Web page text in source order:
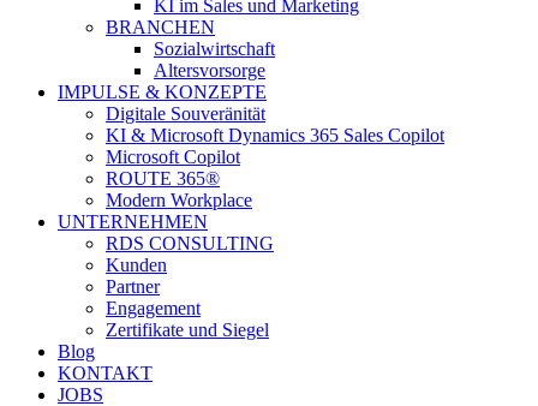
KI im Sales und Marketing
BRANCHEN
Sozialwirtschaft
Altersvorsorge
IMPULSE & KONZEPTE
Digitale Souveränität
KI & Microsoft Dynamics 365 Sales Copilot
Microsoft Copilot
ROUTE 365®
Modern Workplace
UNTERNEHMEN
RDS CONSULTING
Kunden
Partner
Engagement
Zertifikate und Siegel
Blog
KONTAKT
JOBS